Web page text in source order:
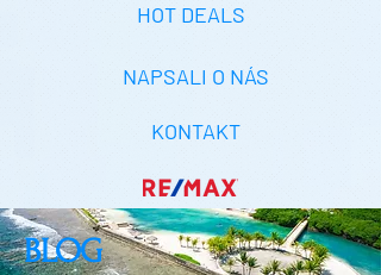
KONTAKT
NAPSALI O NÁS
HOT DEALS
BLOG